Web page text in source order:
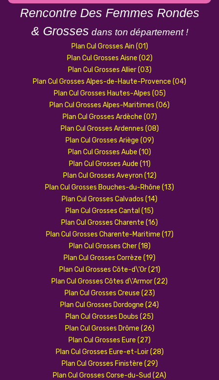
Rencontre Des Femmes Rondes
& Grosses dans ton département !
Plan Cul Grosses Ain (01)
Plan Cul Grosses Aisne (02)
Plan Cul Grosses Allier (03)
Plan Cul Grosses Alpes-de-Haute-Provence (04)
Plan Cul Grosses Hautes-Alpes (05)
Plan Cul Grosses Alpes-Maritimes (06)
Plan Cul Grosses Ardèche (07)
Plan Cul Grosses Ardennes (08)
Plan Cul Grosses Ariège (09)
Plan Cul Grosses Aube (10)
Plan Cul Grosses Aude (11)
Plan Cul Grosses Aveyron (12)
Plan Cul Grosses Bouches-du-Rhône (13)
Plan Cul Grosses Calvados (14)
Plan Cul Grosses Cantal (15)
Plan Cul Grosses Charente (16)
Plan Cul Grosses Charente-Maritime (17)
Plan Cul Grosses Cher (18)
Plan Cul Grosses Corrèze (19)
Plan Cul Grosses Côte-d\'Or (21)
Plan Cul Grosses Côtes d\'Armor (22)
Plan Cul Grosses Creuse (23)
Plan Cul Grosses Dordogne (24)
Plan Cul Grosses Doubs (25)
Plan Cul Grosses Drôme (26)
Plan Cul Grosses Eure (27)
Plan Cul Grosses Eure-et-Loir (28)
Plan Cul Grosses Finistère (29)
Plan Cul Grosses Corse-du-Sud (2A)